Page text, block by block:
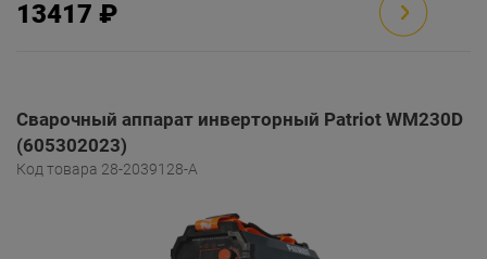
13417 ₽
Сварочный аппарат инверторный Patriot WM230D
(605302023)
Код товара 28-2039128-A